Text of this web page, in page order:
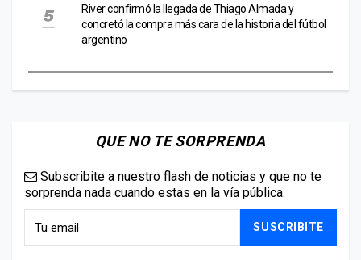
River confirmó la llegada de Thiago Almada y
concretó la compra más cara de la historia del fútbol
argentino
QUE NO TE SORPRENDA
Subscribite a nuestro flash de noticias y que no te
sorprenda nada cuando estas en la vía pública.
SUSCRIBITE